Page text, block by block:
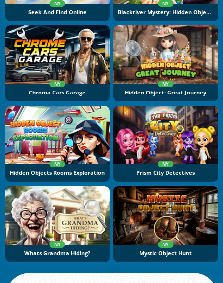
NY
Seek And Find Online
NY
Blackriver Mystery: Hidden Objects
NY
Chroma Cars Garage
NY
Hidden Object: Great Journey
NY
Hidden Objects Rooms Exploration
NY
Prism City Detectives
NY
Whats Grandma Hiding?
NY
Mystic Object Hunt